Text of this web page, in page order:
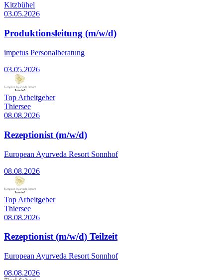
Kitzbühel
03.05.2026
Produktionsleitung (m/w/d)
impetus Personalberatung
03.05.2026
Top Arbeitgeber
Thiersee
08.08.2026
Rezeptionist (m/w/d)
European Ayurveda Resort Sonnhof
08.08.2026
Top Arbeitgeber
Thiersee
08.08.2026
Rezeptionist (m/w/d) Teilzeit
European Ayurveda Resort Sonnhof
08.08.2026